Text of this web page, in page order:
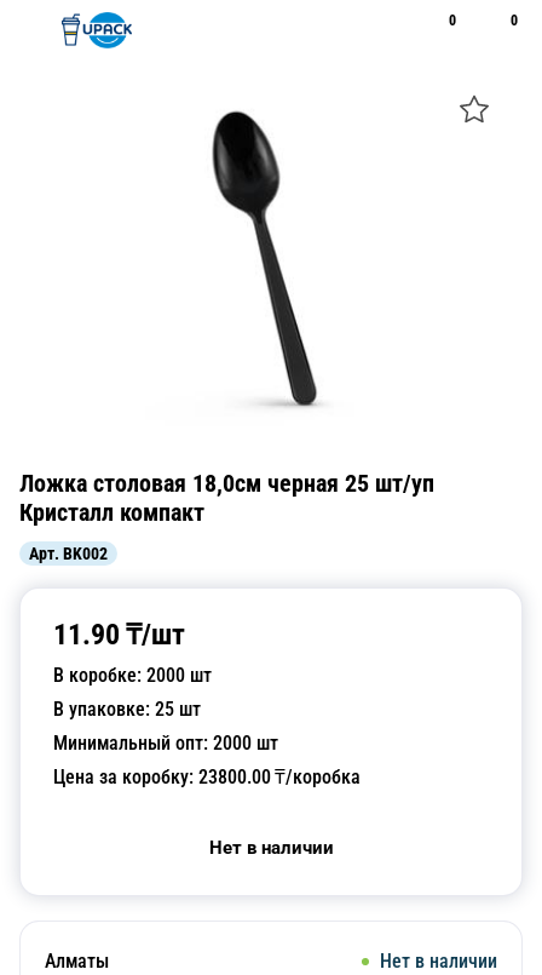
0 0
Ложка столовая 18,0см черная 25 шт/уп
Кристалл компакт
Арт. BK002
11.90 ₸/шт
В коробке: 2000 шт
В упаковке: 25 шт
Минимальный опт: 2000 шт
Цена за коробку: 23800.00₸/коробка
Нет в наличии
Алматы Нет в наличии